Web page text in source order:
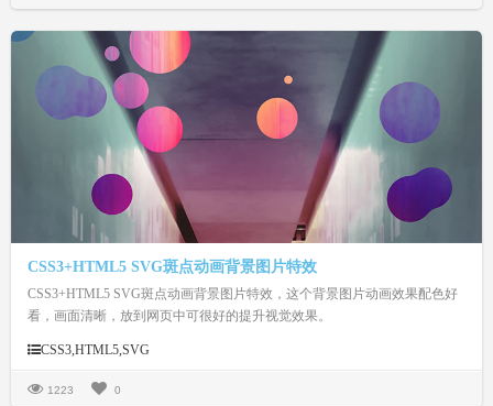
CSS3+HTML5 SVG斑点动画背景图片特效
CSS3+HTML5 SVG斑点动画背景图片特效，这个背景图片动画效果配色好
看，画面清晰，放到网页中可很好的提升视觉效果。
CSS3,HTML5,SVG
1223 0